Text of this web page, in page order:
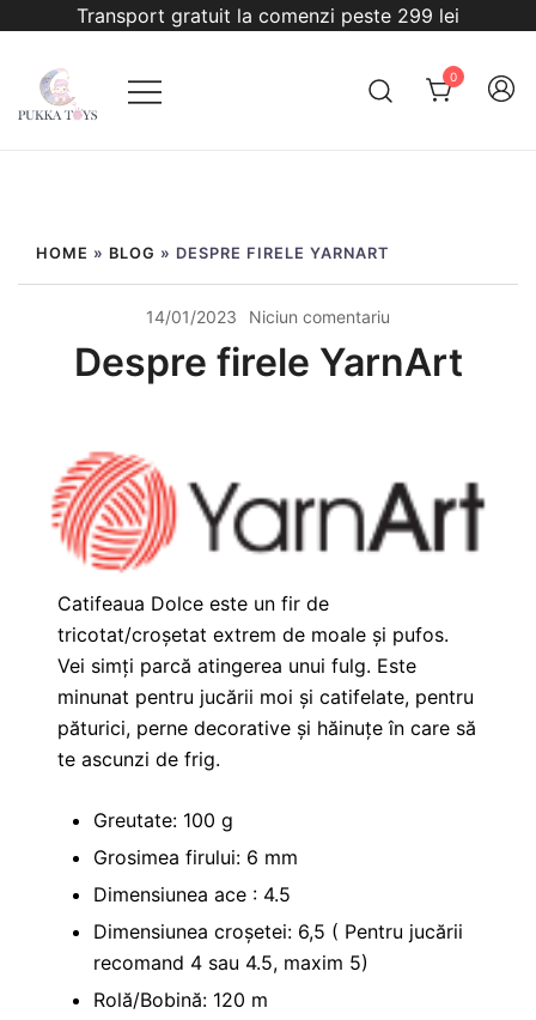
conținut
Transport gratuit la comenzi peste 299 lei
0
HOME » BLOG » DESPRE FIRELE YARNART
14/01/2023 Niciun comentariu
Despre firele YarnArt
Catifeaua Dolce este un fir de
tricotat/croșetat extrem de moale și pufos.
Vei simți parcă atingerea unui fulg. Este
minunat pentru jucării moi și catifelate, pentru
păturici, perne decorative și hăinuțe în care să
te ascunzi de frig.
Greutate: 100 g
Grosimea firului: 6 mm
Dimensiunea ace : 4.5
Dimensiunea croșetei: 6,5 ( Pentru jucării
recomand 4 sau 4.5, maxim 5)
Rolă/Bobină: 120 m